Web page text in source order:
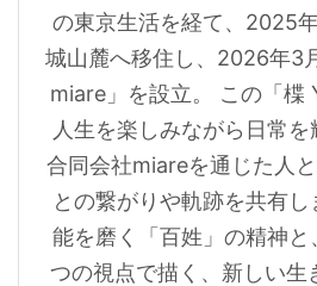
の東京生活を経て、2025
城山麓へ移住し、2026年3
miare」を設立。 この「楪
人生を楽しみながら日常を
合同会社miareを通じた人
との繋がりや軌跡を共有
能を磨く「百姓」の精神と
つの視点で描く、新しい生